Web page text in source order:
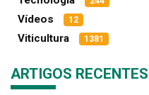
Vídeos 12
Viticultura 1381
ARTIGOS RECENTES